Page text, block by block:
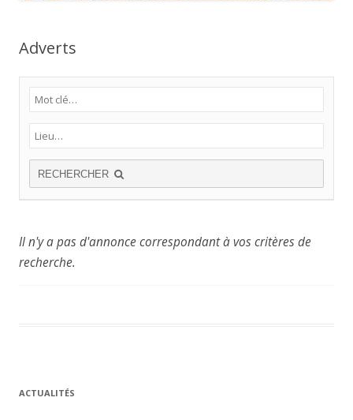
Adverts
RECHERCHER
Il n'y a pas d'annonce correspondant à vos critères de
recherche.
ACTUALITÉS